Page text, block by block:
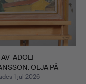
ADOLF
OLJA PÅ
signe…1 jul 2026